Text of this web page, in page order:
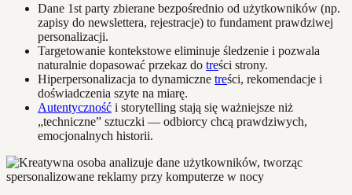
Dane 1st party zbierane bezpośrednio od użytkowników (np.
zapisy do newslettera, rejestracje) to fundament prawdziwej
personalizacji.
Targetowanie kontekstowe eliminuje śledzenie i pozwala
naturalnie dopasować przekaz do treści strony.
Hiperpersonalizacja to dynamiczne treści, rekomendacje i
doświadczenia szyte na miarę.
Autentyczność i storytelling stają się ważniejsze niż
„techniczne” sztuczki — odbiorcy chcą prawdziwych,
emocjonalnych historii.